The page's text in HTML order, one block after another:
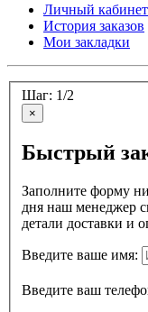
Личный кабинет
История заказов
Мои закладки
Шаг: 1/2
×
Быстрый
Заполните форму
дня наш менеджер
детали доставки и
Введите ваше имя:
Введите ваш